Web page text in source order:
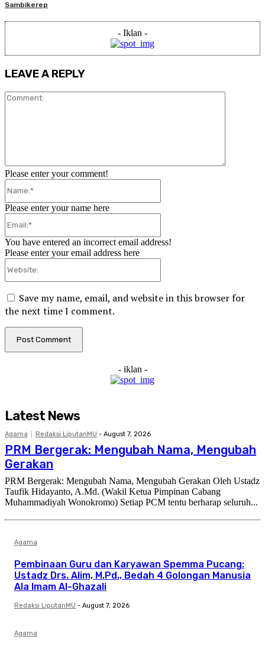
Sambikerep
- Iklan -
LEAVE A REPLY
Please enter your comment!
Please enter your name here
You have entered an incorrect email address!
Please enter your email address here
Save my name, email, and website in this browser for
the next time I comment.
- iklan -
Latest News
Agama Redaksi LiputanMU - August 7, 2026
PRM Bergerak: Mengubah Nama, Mengubah
Gerakan
PRM Bergerak: Mengubah Nama, Mengubah Gerakan Oleh Ustadz
Taufik Hidayanto, A.Md. (Wakil Ketua Pimpinan Cabang
Muhammadiyah Wonokromo) Setiap PCM tentu berharap seluruh...
Agama
Pembinaan Guru dan Karyawan Spemma Pucang:
Ustadz Drs. Alim, M.Pd., Bedah 4 Golongan Manusia
Ala Imam Al-Ghazali
Redaksi LiputanMU - August 7, 2026
Agama